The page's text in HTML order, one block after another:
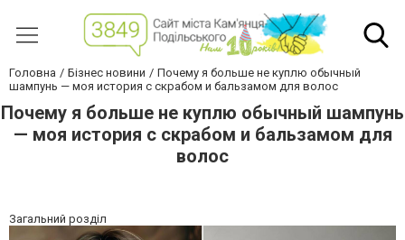
Головна Бізнес новини
Почему я больше не куплю обычный
шампунь — моя история с скрабом и бальзамом для волос
Почему я больше не куплю обычный шампунь
— моя история с скрабом и бальзамом для
волос
Загальний розділ